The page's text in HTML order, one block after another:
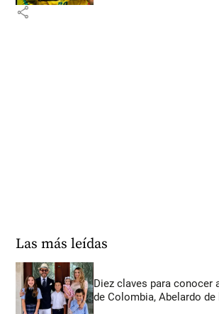
share
Las más leídas
Diez claves para conocer
de Colombia, Abelardo